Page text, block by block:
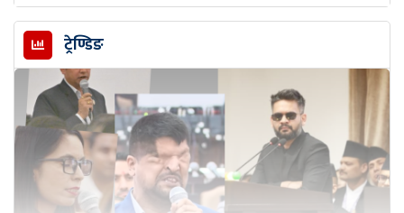
ट्रेण्डिङ